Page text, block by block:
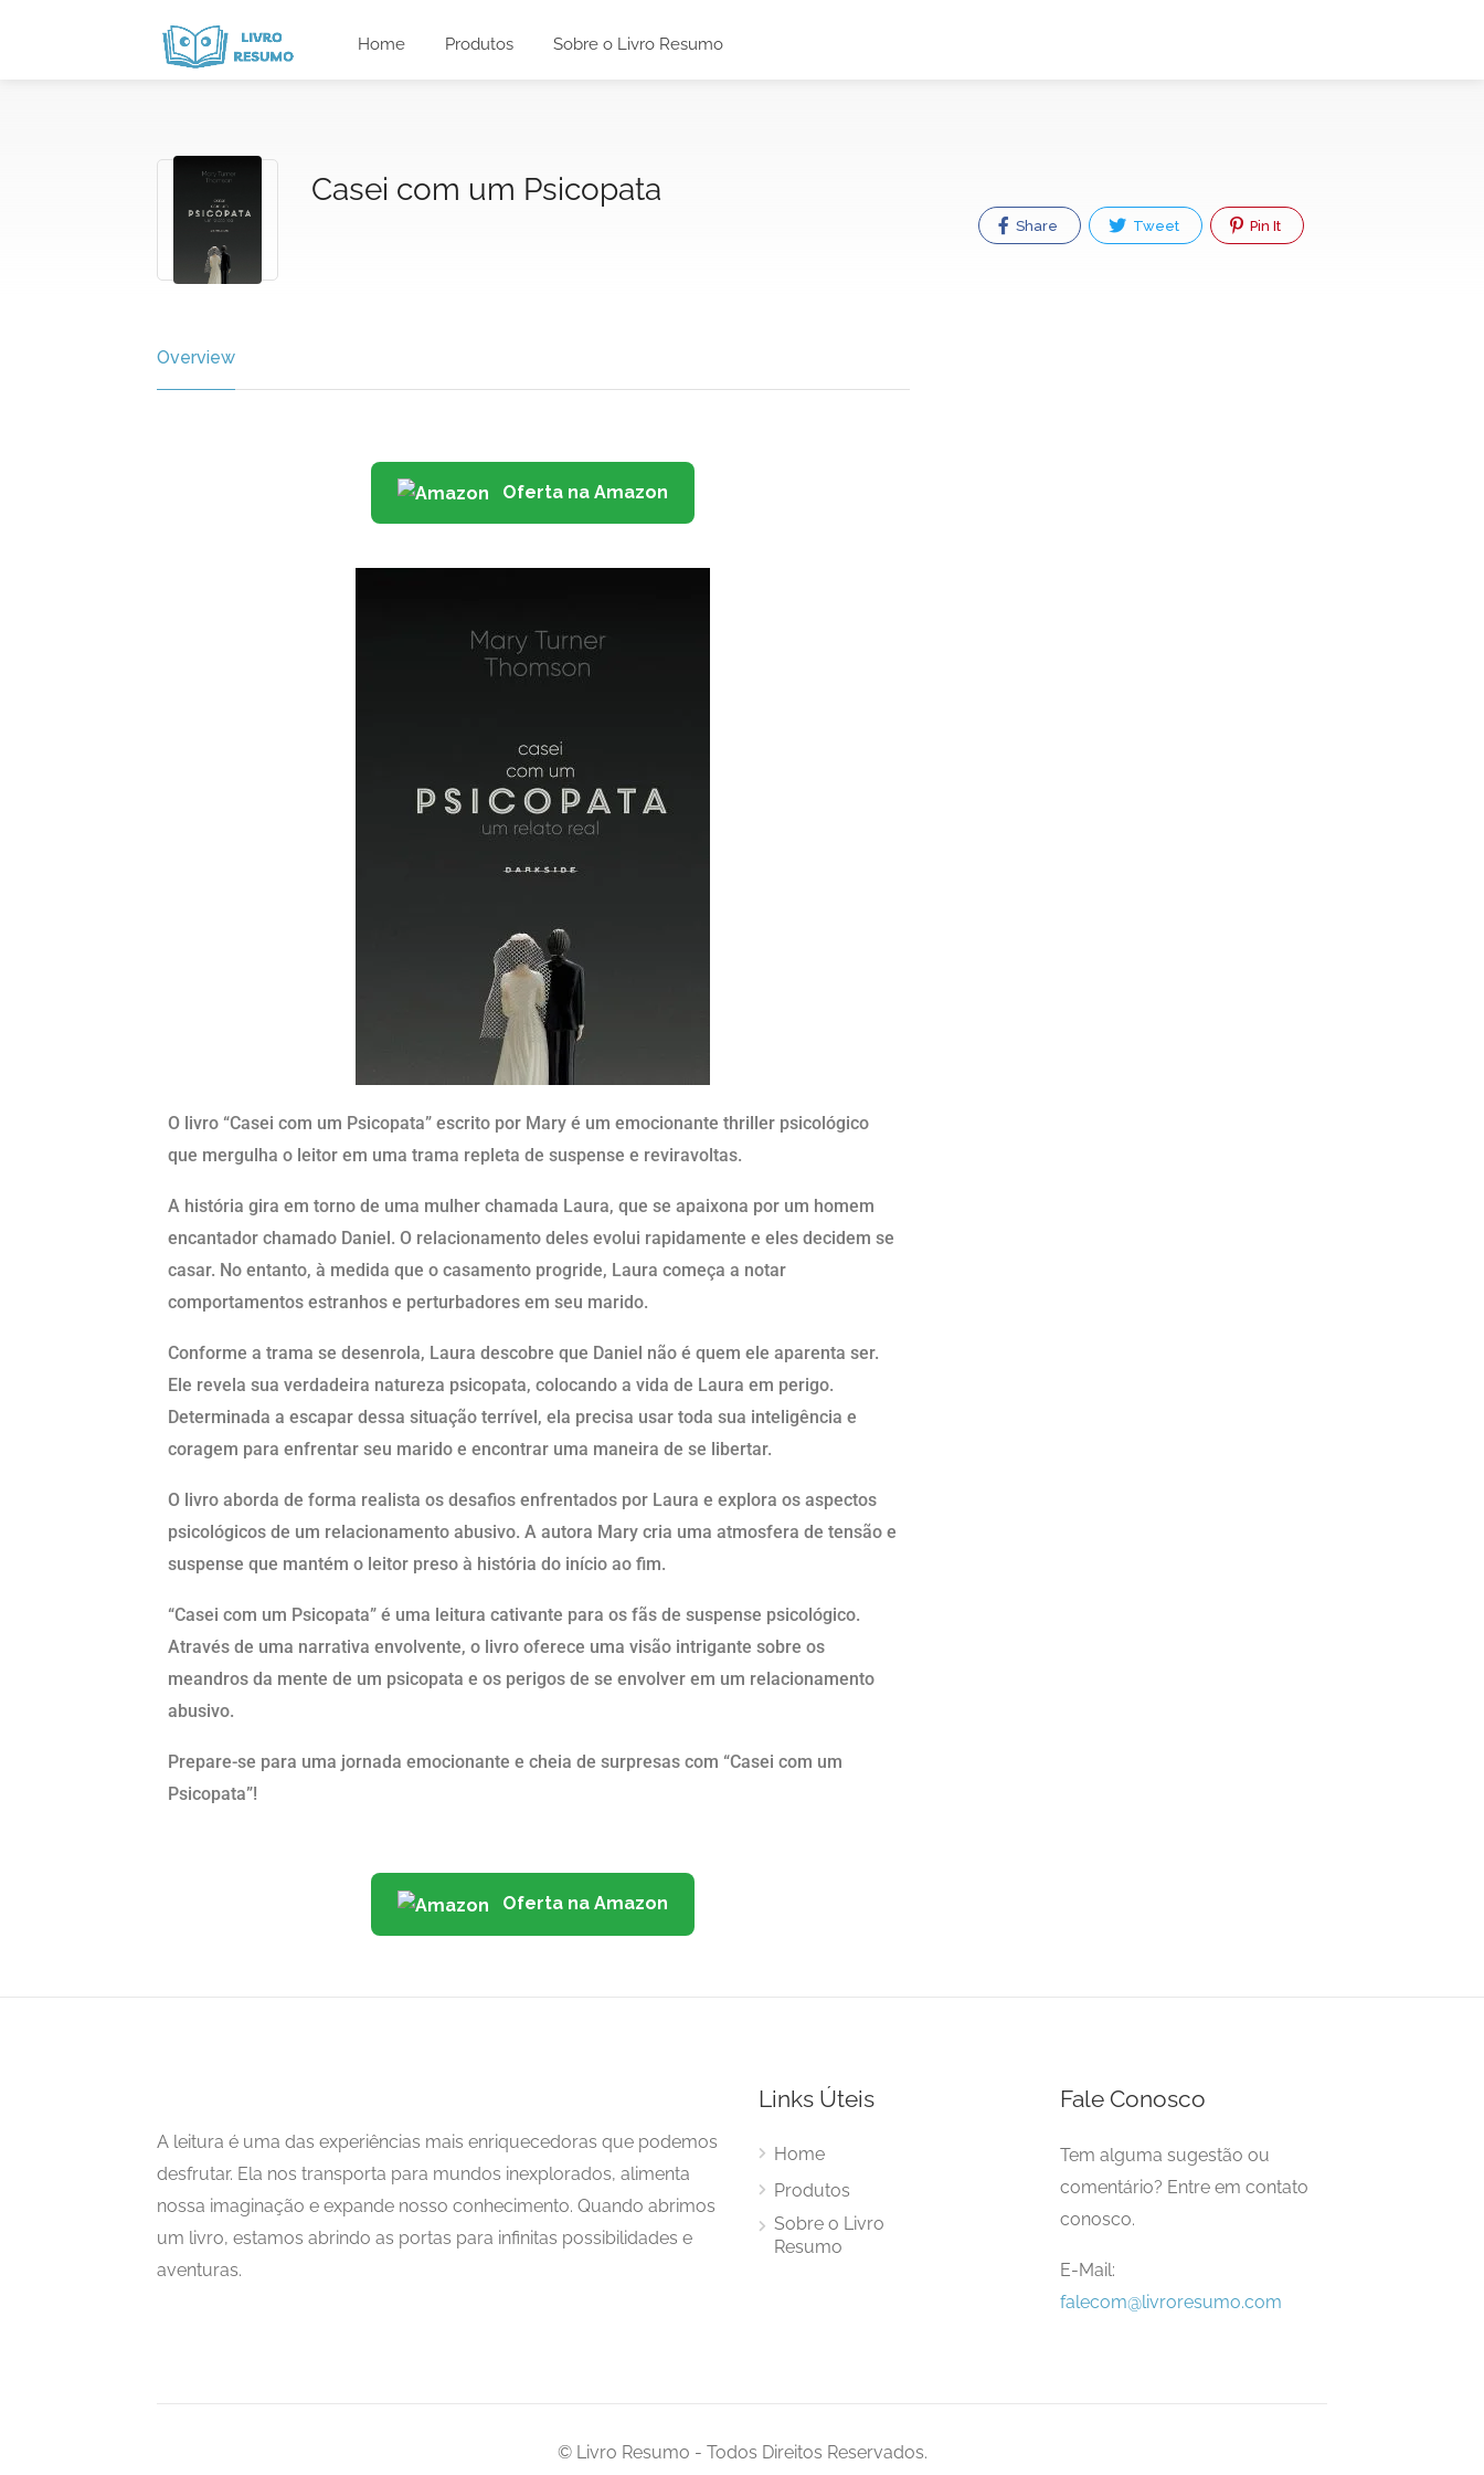
Home Produtos Sobre o Livro Resumo
Casei com um Psicopata
Overview
Oferta na Amazon
O livro “Casei com um Psicopata” escrito por Mary é um emocionante thriller psicológico
que mergulha o leitor em uma trama repleta de suspense e reviravoltas.
A história gira em torno de uma mulher chamada Laura, que se apaixona por um homem
encantador chamado Daniel. O relacionamento deles evolui rapidamente e eles decidem se
casar. No entanto, à medida que o casamento progride, Laura começa a notar
comportamentos estranhos e perturbadores em seu marido.
Conforme a trama se desenrola, Laura descobre que Daniel não é quem ele aparenta ser.
Ele revela sua verdadeira natureza psicopata, colocando a vida de Laura em perigo.
Determinada a escapar dessa situação terrível, ela precisa usar toda sua inteligência e
coragem para enfrentar seu marido e encontrar uma maneira de se libertar.
O livro aborda de forma realista os desafios enfrentados por Laura e explora os aspectos
psicológicos de um relacionamento abusivo. A autora Mary cria uma atmosfera de tensão e
suspense que mantém o leitor preso à história do início ao fim.
“Casei com um Psicopata” é uma leitura cativante para os fãs de suspense psicológico.
Através de uma narrativa envolvente, o livro oferece uma visão intrigante sobre os
meandros da mente de um psicopata e os perigos de se envolver em um relacionamento
abusivo.
Prepare-se para uma jornada emocionante e cheia de surpresas com “Casei com um
Psicopata”!
Oferta na Amazon
Share Tweet Pin It
A leitura é uma das experiências mais enriquecedoras que podemos
desfrutar. Ela nos transporta para mundos inexplorados, alimenta
nossa imaginação e expande nosso conhecimento. Quando abrimos
um livro, estamos abrindo as portas para infinitas possibilidades e
aventuras.
Links Úteis
Home
Produtos
Sobre o Livro
Resumo
Fale Conosco
Tem alguma sugestão ou
comentário? Entre em contato
conosco.
E-Mail:
falecom@livroresumo.com
© Livro Resumo - Todos Direitos Reservados.